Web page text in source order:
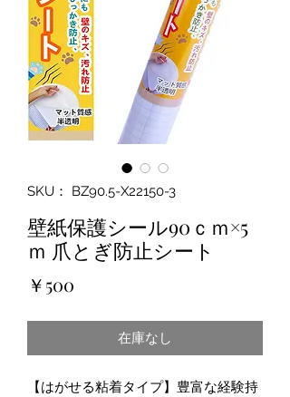
SKU： BZ90.5-X22150-3
壁紙保護シール90ｃｍ×5
ｍ 爪とぎ防止シート
￥500
在庫なし
【はがせる粘着タイプ】豊富な経験持